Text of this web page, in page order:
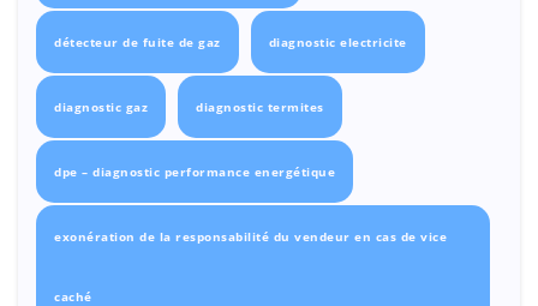
détecteur de fuite de gaz diagnostic electricite
diagnostic gaz diagnostic termites
dpe – diagnostic performance energétique
exonération de la responsabilité du vendeur en cas de vice
caché